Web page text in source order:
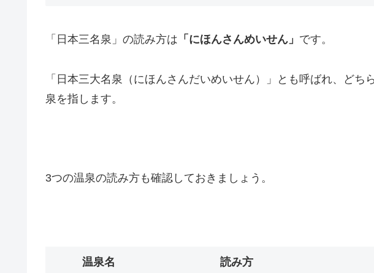
「日本三名泉」の読み方は 「にほんさんめいせん」 です。
「日本三大名泉（にほんさんだいめいせん）」とも呼ばれ、どち
泉を指します。
3つの温泉の読み方も確認しておきましょう。
温泉名 読み方